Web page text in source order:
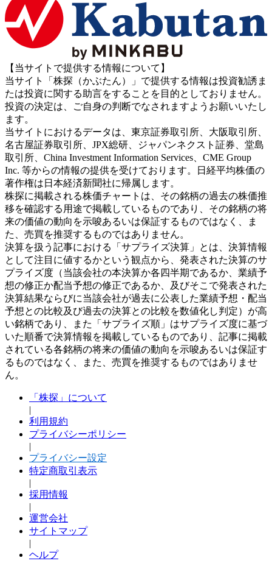
【当サイトで提供する情報について】
当サイト「株探（かぶたん）」で提供する情報は投資勧誘ま
たは投資に関する助言をすることを目的としておりません。
投資の決定は、ご自身の判断でなされますようお願いいたし
ます。
当サイトにおけるデータは、東京証券取引所、大阪取引所、
名古屋証券取引所、JPX総研、ジャパンネクスト証券、堂島
取引所、China Investment Information Services、CME Group
Inc. 等からの情報の提供を受けております。日経平均株価の
著作権は日本経済新聞社に帰属します。
株探に掲載される株価チャートは、その銘柄の過去の株価推
移を確認する用途で掲載しているものであり、その銘柄の将
来の価値の動向を示唆あるいは保証するものではなく、ま
た、売買を推奨するものではありません。
決算を扱う記事における「サプライズ決算」とは、決算情報
として注目に値するかという観点から、発表された決算のサ
プライズ度（当該会社の本決算か各四半期であるか、業績予
想の修正か配当予想の修正であるか、及びそこで発表された
決算結果ならびに当該会社が過去に公表した業績予想・配当
予想との比較及び過去の決算との比較を数値化し判定）が高
い銘柄であり、また「サプライズ順」はサプライズ度に基づ
いた順番で決算情報を掲載しているものであり、記事に掲載
されている各銘柄の将来の価値の動向を示唆あるいは保証す
るものではなく、また、売買を推奨するものではありませ
ん。
「株探」について
|
利用規約
プライバシーポリシー
|
プライバシー設定
特定商取引表示
|
採用情報
|
運営会社
サイトマップ
|
ヘルプ